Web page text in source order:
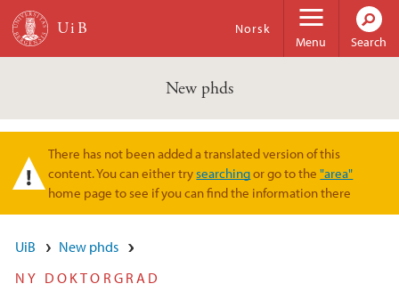
Skip to main content
Menu
Norsk
Search
New phds
Warning message
There has not been added a translated version of this
content. You can either trysearchingor go to the"area"
home page to see if you can find the information there
UiB
New phds
NY DOKTORGRAD